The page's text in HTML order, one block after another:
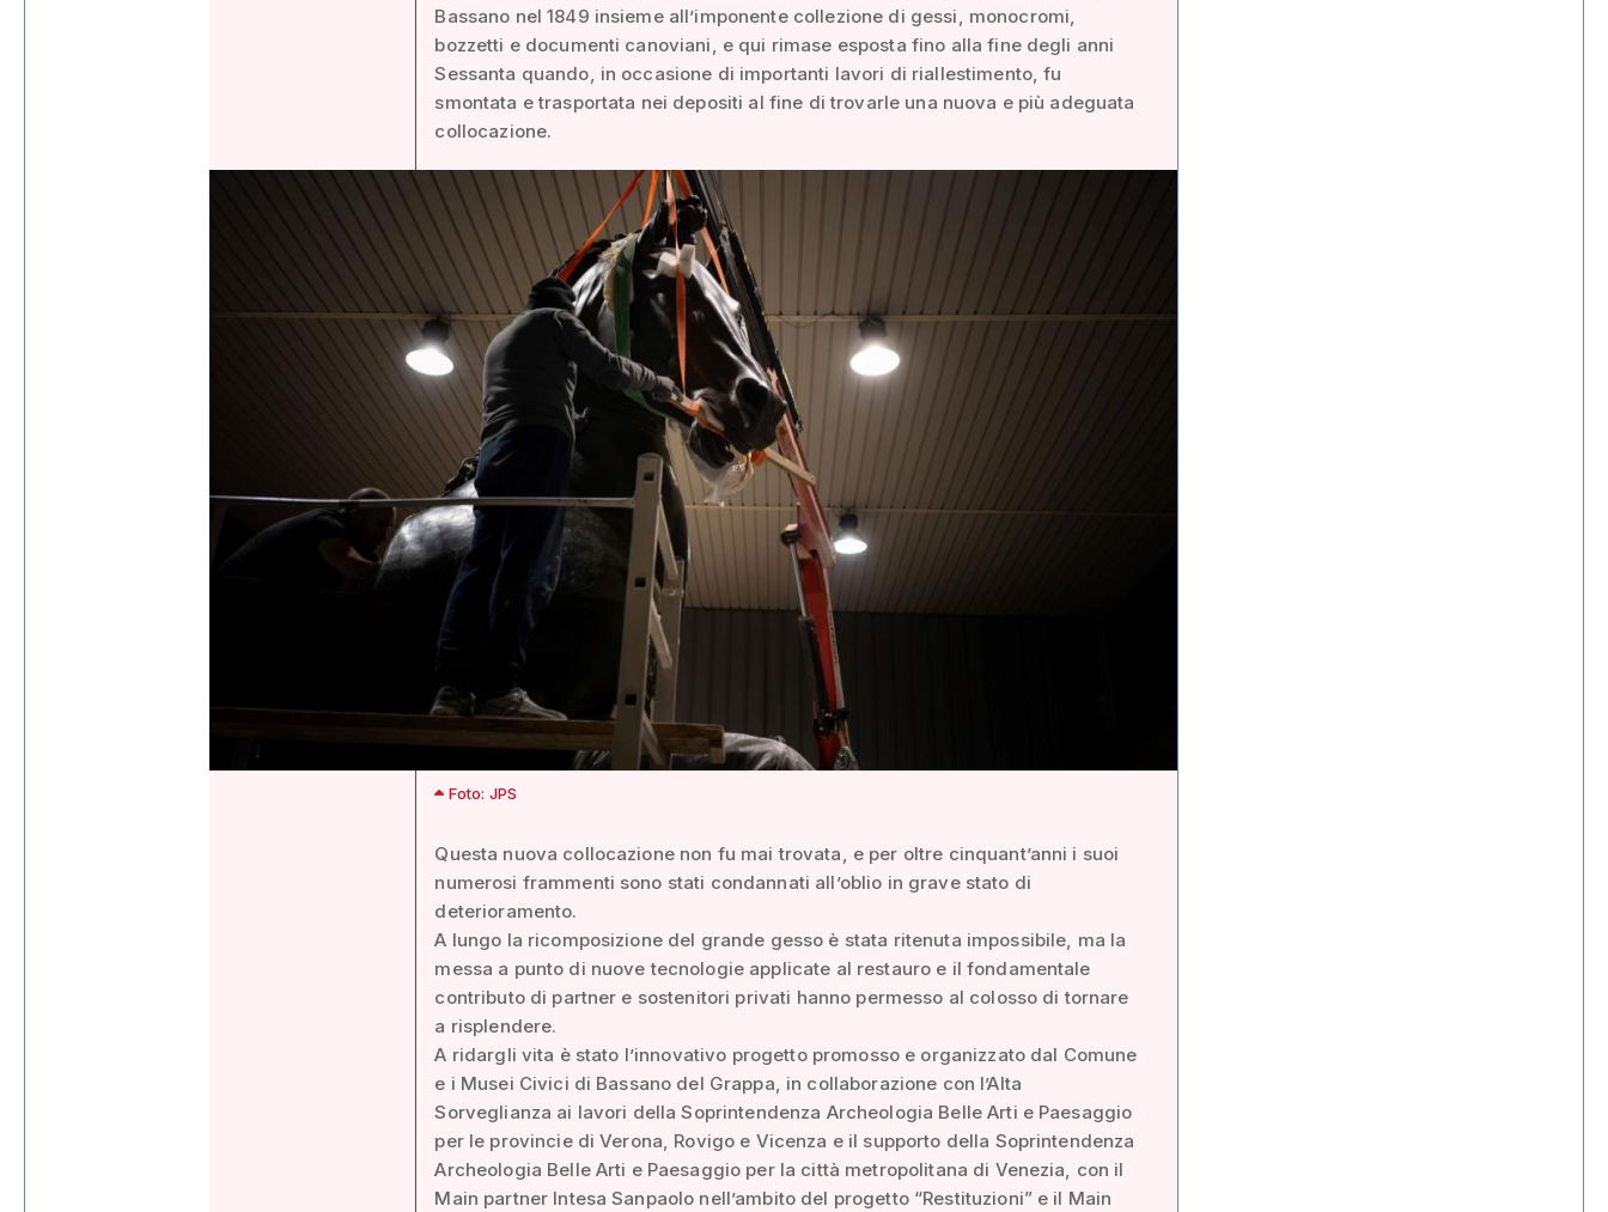
Bassano nel 1849 insieme all’imponente collezione di gessi, monocromi,
bozzetti e documenti canoviani, e qui rimase esposta fino alla fine degli anni
Sessanta quando, in occasione di importanti lavori di riallestimento, fu
smontata e trasportata nei depositi al fine di trovarle una nuova e più adeguata
collocazione.
Foto: JPS
Questa nuova collocazione non fu mai trovata, e per oltre cinquant’anni i suoi
numerosi frammenti sono stati condannati all’oblio in grave stato di
deterioramento.
A lungo la ricomposizione del grande gesso è stata ritenuta impossibile, ma la
messa a punto di nuove tecnologie applicate al restauro e il fondamentale
contributo di partner e sostenitori privati hanno permesso al colosso di tornare
a risplendere.
A ridargli vita è stato l’innovativo progetto promosso e organizzato dal Comune
e i Musei Civici di Bassano del Grappa, in collaborazione con l’Alta
Sorveglianza ai lavori della Soprintendenza Archeologia Belle Arti e Paesaggio
per le provincie di Verona, Rovigo e Vicenza e il supporto della Soprintendenza
Archeologia Belle Arti e Paesaggio per la città metropolitana di Venezia, con il
Main partner Intesa Sanpaolo nell’ambito del progetto “Restituzioni” e il Main